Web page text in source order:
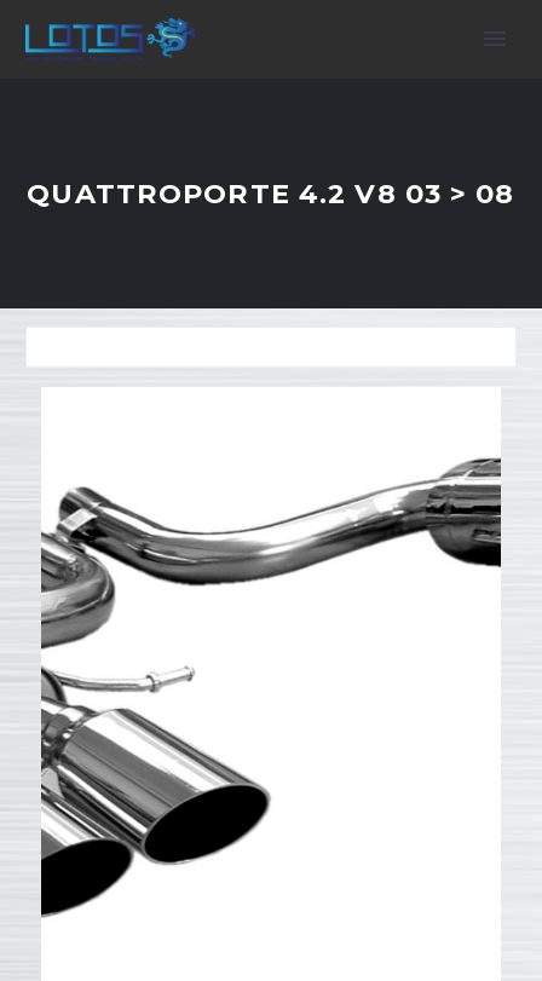
QUATTROPORTE 4.2 V8 03 > 08